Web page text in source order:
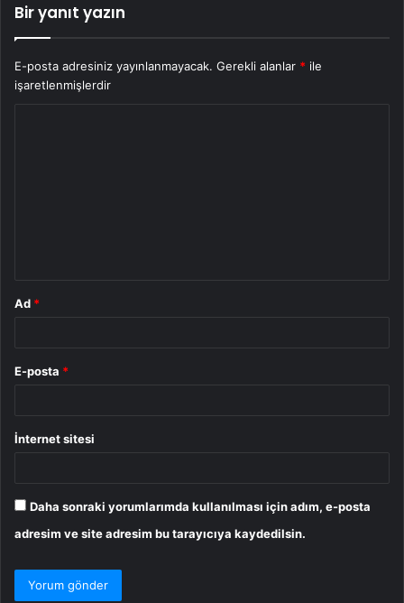
Bir yanıt yazın
E-posta adresiniz yayınlanmayacak. Gerekli alanlar * ile
işaretlenmişlerdir
Ad *
E-posta *
İnternet sitesi
Daha sonraki yorumlarımda kullanılması için adım, e-posta
adresim ve site adresim bu tarayıcıya kaydedilsin.